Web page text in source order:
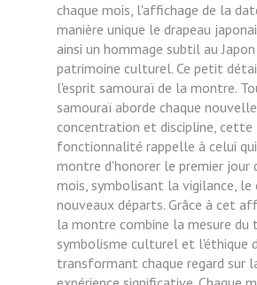
chaque mois, l'affichage de la
manière unique le drapeau
ainsi un hommage subtil au
patrimoine culturel. Ce petit
l'esprit samouraï de la montre.
samouraï aborde chaque
concentration et discipline, cette
fonctionnalité rappelle à celui
montre d'honorer le premier jour
mois, symbolisant la vigilance, le
nouveaux départs. Grâce à cet
la montre combine la mesure du
symbolisme culturel et l'éthique
transformant chaque regard sur